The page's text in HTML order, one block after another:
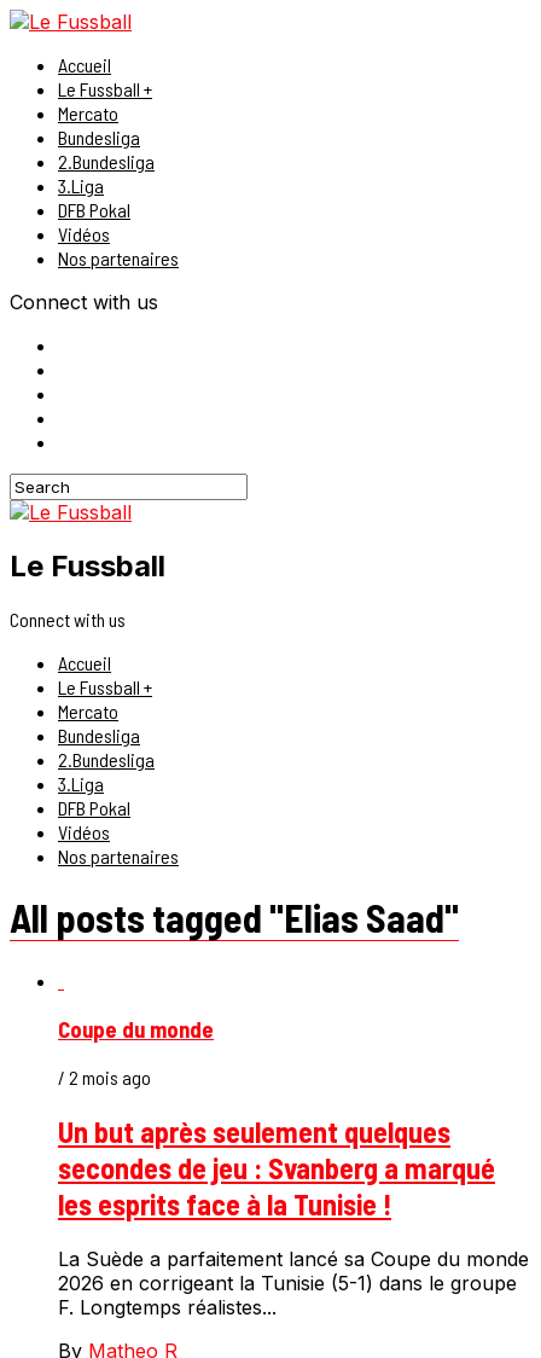
Accueil
Le Fussball +
Mercato
Bundesliga
2.Bundesliga
3.Liga
DFB Pokal
Vidéos
Nos partenaires
Connect with us
Le Fussball
Connect with us
Accueil
Le Fussball +
Mercato
Bundesliga
2.Bundesliga
3.Liga
DFB Pokal
Vidéos
Nos partenaires
All posts tagged "Elias Saad"
Coupe du monde
/ 2 mois ago
Un but après seulement quelques
secondes de jeu : Svanberg a marqué
les esprits face à la Tunisie !
La Suède a parfaitement lancé sa Coupe du monde
2026 en corrigeant la Tunisie (5-1) dans le groupe
F. Longtemps réalistes...
By Matheo R